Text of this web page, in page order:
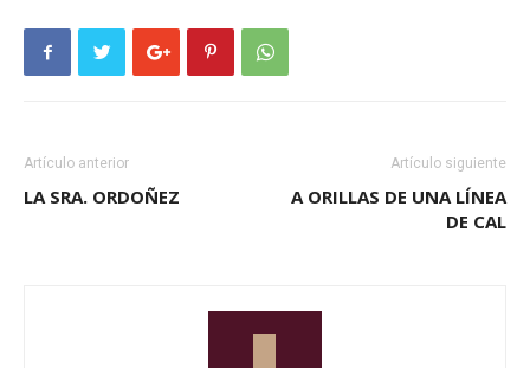
Artículo anterior
LA SRA. ORDOÑEZ
Artículo siguiente
A ORILLAS DE UNA LÍNEA
DE CAL